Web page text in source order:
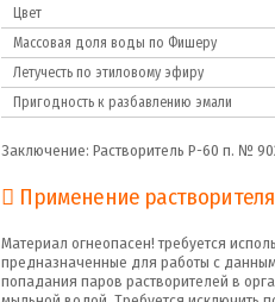
Цвет
Массовая доля воды по Фишеру
Летучесть по этиловому эфиру
Пригодность к разбавлению эмали
Заключение: Растворитель Р-60 п. №
Применение
Материал огнеопасен! требуется
предназначенные для работы с
попадания паров растворителей в